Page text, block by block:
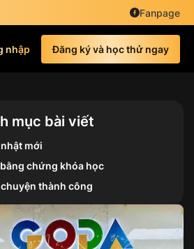
Fanpage
nhập Đăng ký và học thử ngay
mục bài viết
mới
chứng khóa học
thành công